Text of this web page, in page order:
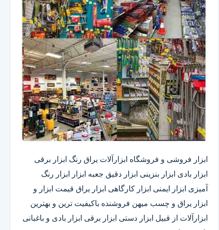
ابزار فروشی و فروشگاه ابزارآلات یراق رنگ ابزار برقی
ابزار بادی ابزار بنزینی ابزار دقیق​ جعبه ابزار ابزار رنگ
آمیزی ابزار ایمنی ابزار کارگاهی ابزار یراق قیمت ابزار و
ابزار یراق و چسب میهن فروشنده باکیفیت ترین و بهترین
ابزارآلات از قبیل ابزار دستی ابزار برقی ابزار بادی و باغبانی